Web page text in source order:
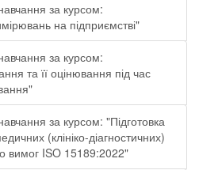
за курсом:
на підприємстві"
за курсом:
та її оцінювання під час
за курсом: "Підготовка
(клініко-діагностичних)
вимог ISO 15189:2022"